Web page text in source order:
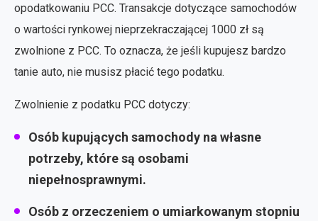
opodatkowaniu PCC. Transakcje dotyczące samochodów
o wartości rynkowej nieprzekraczającej 1000 zł są
zwolnione z PCC. To oznacza, że jeśli kupujesz bardzo
tanie auto, nie musisz płacić tego podatku.
Zwolnienie z podatku PCC dotyczy:
Osób kupujących samochody na własne
potrzeby, które są osobami
niepełnosprawnymi.
Osób z orzeczeniem o umiarkowanym stopniu